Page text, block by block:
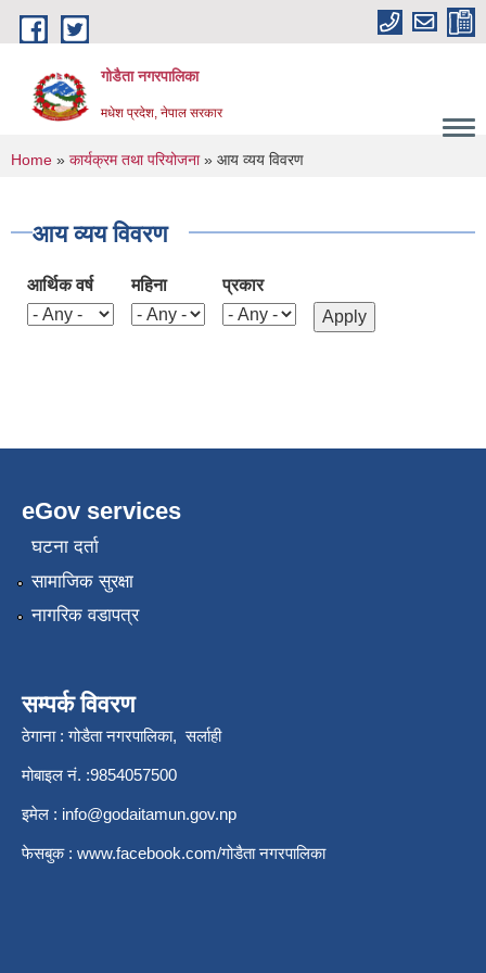
Skip to main content
गोडैता नगरपालिका
मधेश प्रदेश, नेपाल सरकार
You are here
Home » कार्यक्रम तथा परियोजना» आय व्यय विवरण
आय व्यय विवरण
आर्थिक वर्ष महिना प्रकार
eGov services
घटना दर्ता
सामाजिक सुरक्षा
नागरिक वडापत्र
सम्पर्क विवरण
ठेगाना : गोडैता नगरपालिका, सर्लाही
मोबाइल नं. :9854057500
इमेल : info@godaitamun.gov.np
फेसबुक : www.facebook.com/गोडैता नगरपालिका